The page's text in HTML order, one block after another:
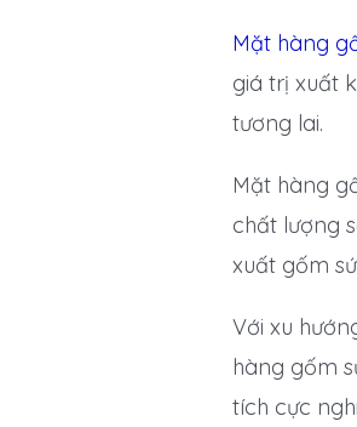
Mặt hàng
giá trị xuất
tương lai.
Mặt hàng
chất lượng
xuất gốm
Với xu
hàng gốm
tích cực